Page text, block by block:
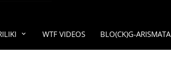
WTF VIDEOS BLO(CK)G-ARISMATA